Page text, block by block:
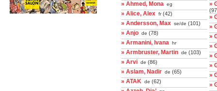
» Ahmed, Mona eg
» Alice, Alex fr(42)
» Andersson, Max se/de (101)
» Anjo de (78)
» Armanini, Ivana hr
» Armbruster, Martin de (103)
» Arvi de (86)
» Aslam, Nadir de (65)
» ATAK de (62)
»
»
»
»
»
»
»
»
»